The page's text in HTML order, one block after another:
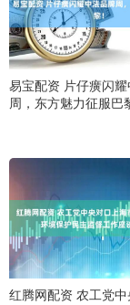
易宝配资 片仔癀闪
周，东方魅力征服巴
红腾网配资 农工党中